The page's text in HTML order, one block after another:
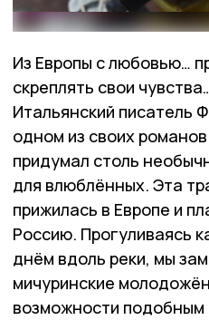
Из Европы с любовью…
скреплять свои
Итальянский писатель
одном из своих
придумал столь
для влюблённых. Эта
прижилась в Европе и
Россию. Прогуливаясь
днём вдоль реки, мы
мичуринские
возможности подобным